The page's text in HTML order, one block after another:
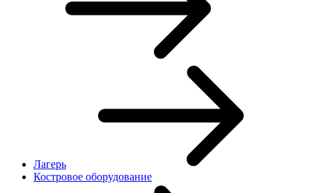
Лагерь
Костровое оборудование